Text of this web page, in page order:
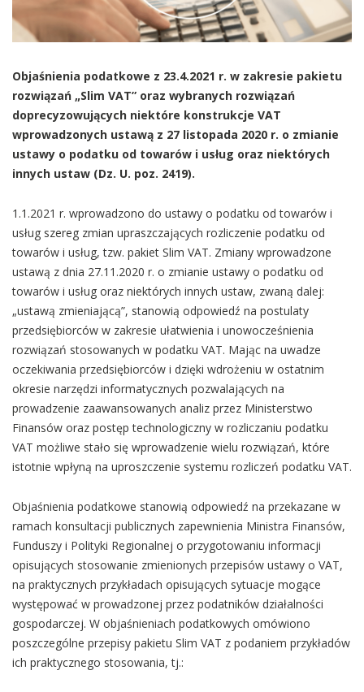
Objaśnienia podatkowe z 23.4.2021 r. w zakresie pakietu
rozwiązań „Slim VAT” oraz wybranych rozwiązań
doprecyzowujących niektóre konstrukcje VAT
wprowadzonych ustawą z 27 listopada 2020 r. o zmianie
ustawy o podatku od towarów i usług oraz niektórych
innych ustaw (Dz. U. poz. 2419).
1.1.2021 r. wprowadzono do ustawy o podatku od towarów i
usług szereg zmian upraszczających rozliczenie podatku od
towarów i usług, tzw. pakiet Slim VAT. Zmiany wprowadzone
ustawą z dnia 27.11.2020 r. o zmianie ustawy o podatku od
towarów i usług oraz niektórych innych ustaw, zwaną dalej:
„ustawą zmieniającą”, stanowią odpowiedź na postulaty
przedsiębiorców w zakresie ułatwienia i unowocześnienia
rozwiązań stosowanych w podatku VAT. Mając na uwadze
oczekiwania przedsiębiorców i dzięki wdrożeniu w ostatnim
okresie narzędzi informatycznych pozwalających na
prowadzenie zaawansowanych analiz przez Ministerstwo
Finansów oraz postęp technologiczny w rozliczaniu podatku
VAT możliwe stało się wprowadzenie wielu rozwiązań, które
istotnie wpłyną na uproszczenie systemu rozliczeń podatku VAT.
Objaśnienia podatkowe stanowią odpowiedź na przekazane w
ramach konsultacji publicznych zapewnienia Ministra Finansów,
Funduszy i Polityki Regionalnej o przygotowaniu informacji
opisujących stosowanie zmienionych przepisów ustawy o VAT,
na praktycznych przykładach opisujących sytuacje mogące
występować w prowadzonej przez podatników działalności
gospodarczej. W objaśnieniach podatkowych omówiono
poszczególne przepisy pakietu Slim VAT z podaniem przykładów
ich praktycznego stosowania, tj.: